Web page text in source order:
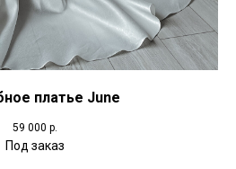
платье June
59 000 р.